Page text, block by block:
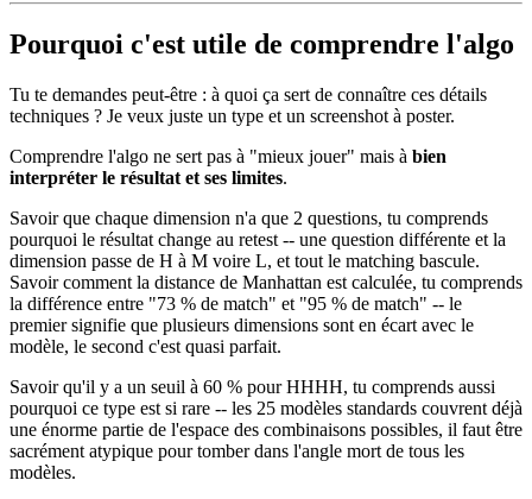
Pourquoi c'est utile de comprendre l'algo
Tu te demandes peut-être : à quoi ça sert de connaître ces détails
techniques ? Je veux juste un type et un screenshot à poster.
Comprendre l'algo ne sert pas à "mieux jouer" mais à bien
interpréter le résultat et ses limites.
Savoir que chaque dimension n'a que 2 questions, tu comprends
pourquoi le résultat change au retest -- une question différente et la
dimension passe de H à M voire L, et tout le matching bascule.
Savoir comment la distance de Manhattan est calculée, tu comprends
la différence entre "73 % de match" et "95 % de match" -- le
premier signifie que plusieurs dimensions sont en écart avec le
modèle, le second c'est quasi parfait.
Savoir qu'il y a un seuil à 60 % pour HHHH, tu comprends aussi
pourquoi ce type est si rare -- les 25 modèles standards couvrent déjà
une énorme partie de l'espace des combinaisons possibles, il faut être
sacrément atypique pour tomber dans l'angle mort de tous les
modèles.